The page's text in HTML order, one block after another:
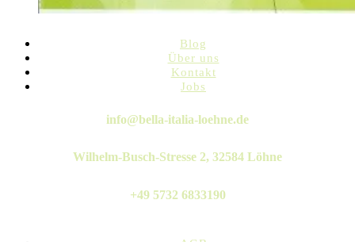
Blog
Über uns
Kontakt
Jobs
Twitter
Instagram
Pinterest
Linkedin
Whatsapp
info@bella-italia-loehne.de
Wilhelm-Busch-Stresse 2, 32584 Löhne
+49 5732 6833190